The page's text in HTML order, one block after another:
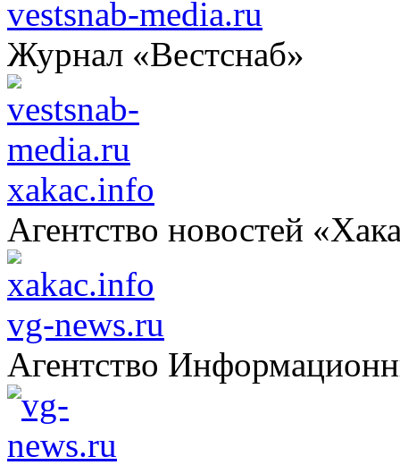
vestsnab-media.ru
Журнал «Вестснаб»
xakac.info
Агентство новостей
vg-news.ru
Агентство